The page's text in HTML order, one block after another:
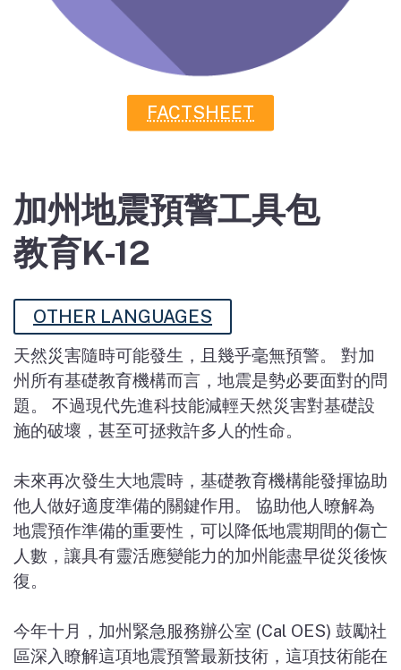
FACTSHEET
加州地震預警工具包
教育K-12
OTHER LANGUAGES
天然災害隨時可能發生，且幾乎毫無預警。 對加
州所有基礎教育機構而言，地震是勢必要面對的問
題。 不過現代先進科技能減輕天然災害對基礎設
施的破壞，甚至可拯救許多人的性命。
未來再次發生大地震時，基礎教育機構能發揮協助
他人做好適度準備的關鍵作用。 協助他人暸解為
地震預作準備的重要性，可以降低地震期間的傷亡
人數，讓具有靈活應變能力的加州能盡早從災後恢
復。
今年十月，加州緊急服務辦公室 (Cal OES) 鼓勵社
區深入瞭解這項地震預警最新技術，這項技術能在